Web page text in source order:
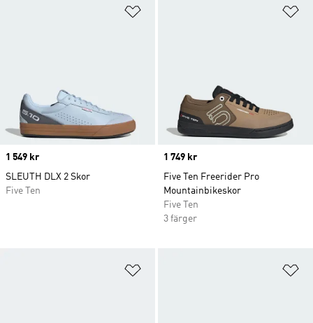
Price
1 549 kr
SLEUTH DLX 2 Skor
Five Ten
Price
1 749 kr
Five Ten Freerider Pro
Mountainbikeskor
Five Ten
3 färger